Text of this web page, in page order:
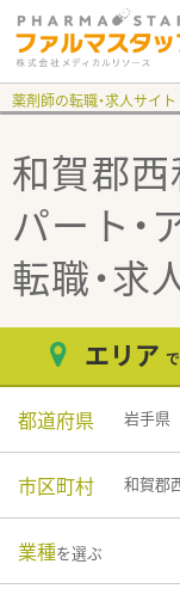
薬剤師の転職・求人サイ
和賀郡西
パート・
転職・求
エリア
都道府県 岩手県
市区町村 和賀郡
業種を選ぶ